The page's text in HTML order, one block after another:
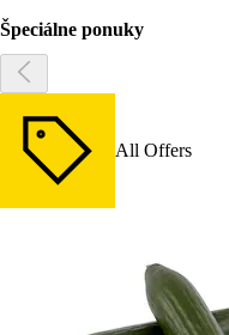
Špeciálne ponuky
All Offers